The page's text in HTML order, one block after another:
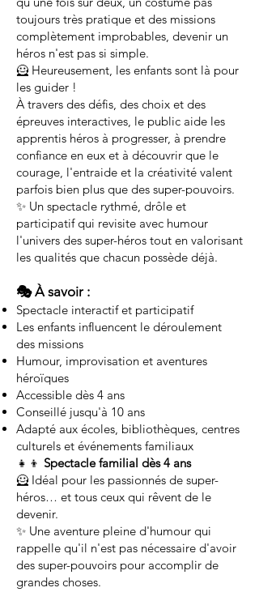
toujours très pratique et des missions
complètement improbables, devenir un
héros n'est pas si simple.
🦸 Heureusement, les enfants sont là pour
les guider !
À travers des défis, des choix et des
épreuves interactives, le public aide les
apprentis héros à progresser, à prendre
confiance en eux et à découvrir que le
courage, l'entraide et la créativité valent
parfois bien plus que des super-pouvoirs.
✨ Un spectacle rythmé, drôle et
participatif qui revisite avec humour
l'univers des super-héros tout en valorisant
les qualités que chacun possède déjà.
🎭 À savoir :
Spectacle interactif et participatif
Les enfants influencent le déroulement
des missions
Humour, improvisation et aventures
héroïques
Accessible dès 4 ans
Conseillé jusqu'à 10 ans
Adapté aux écoles, bibliothèques, centres
culturels et événements familiaux
👧👦 Spectacle familial dès 4 ans
🦸 Idéal pour les passionnés de super-
héros… et tous ceux qui rêvent de le
devenir.
✨ Une aventure pleine d'humour qui
rappelle qu'il n'est pas nécessaire d'avoir
des super-pouvoirs pour accomplir de
grandes choses.